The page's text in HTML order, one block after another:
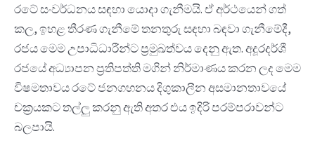
රටේ සංවර්ධනය සඳහා යොදා ගැනීමයි. ඒ අර්ථයෙන් ගත්
කල, ඉහළ තීරණ ගැනීමේ තනතුරු සඳහා බඳවා ගැනීමේදී,
රජය මෙම උපාධිධාරීන්ට ප්‍රමුඛත්වය දෙනු ඇත. අදූරදර්ශී
රජයේ අධ්‍යාපන ප්‍රතිපත්ති මගින් නිර්මාණය කරන ලද මෙම
විෂමතාවය රටේ ජනගහනය දිගුකාලීන අසමානතාවයේ
චක්‍රයකට තල්ලු කරනු ඇති අතර එය ඉදිරි පරම්පරාවන්ට
බලපායි.